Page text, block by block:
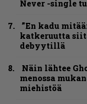
Never -single
”En kadu
katkeruutta
debyytillä
Näin lähtee
menossa
miehistöä